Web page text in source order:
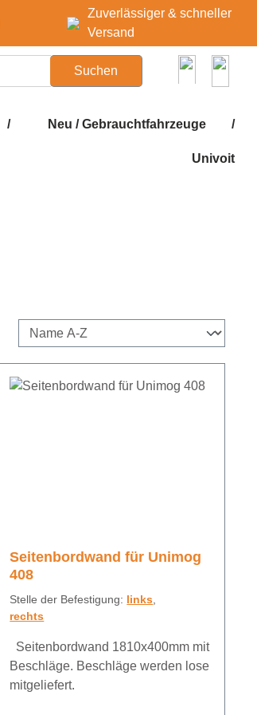
Zuverlässiger & schneller
Versand
Suchen
/ Neu / Gebrauchtfahrzeuge /
Univoit
Seitenbordwand für Unimog
408
Stelle der Befestigung: links
rechts
Seitenbordwand 1810x400mm mit
Beschläge. Beschläge werden lose
mitgeliefert.